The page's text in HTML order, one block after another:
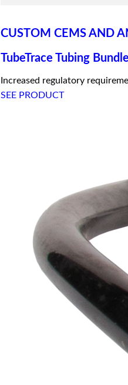
CUSTOM CEMS AND
TubeTrace Tubing
Increased regulatory
SEE PRODUCT